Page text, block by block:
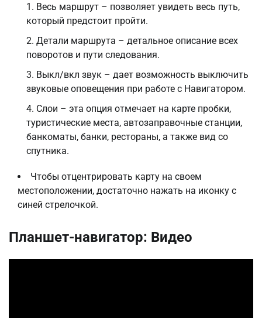
Весь маршрут – позволяет увидеть весь путь,
который предстоит пройти.
Детали маршрута – детальное описание всех
поворотов и пути следования.
Выкл/вкл звук – дает возможность выключить
звуковые оповещения при работе с Навигатором.
Слои – эта опция отмечает на карте пробки,
туристические места, автозаправочные станции,
банкоматы, банки, рестораны, а также вид со
спутника.
Чтобы отцентрировать карту на своем
местоположении, достаточно нажать на иконку с
синей стрелочкой.
Планшет-навигатор: Видео